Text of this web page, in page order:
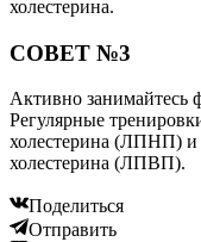
холестерина.
СОВЕТ №3
Активно занимайтесь
Регулярные
холестерина (ЛПНП) и
холестерина (ЛПВП).
Поделиться
Отправить